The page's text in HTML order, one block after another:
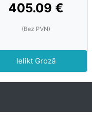
405.09 €
(Bez PVN)
Ielikt Grozā